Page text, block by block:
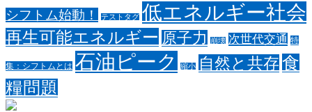
シフトム始動！ テストタグ 低エネルギー社会
再生可能エネルギー 原子力 崩壊 次世代交通 特
集：シフトムとは 石油ピーク 縮小 自然と共存食
糧問題